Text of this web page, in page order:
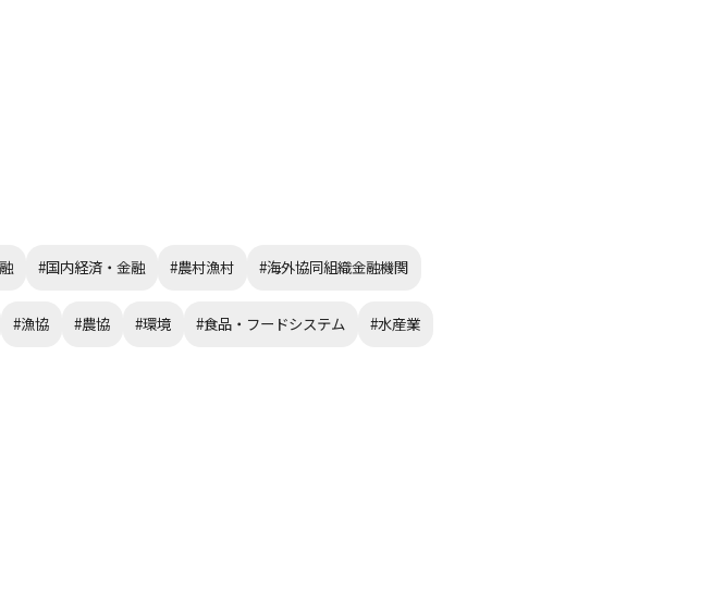
#国内経済・金融 #農村漁村 #海外協同組織金融機関
#漁協 #農協 #環境 #食品・フードシステム #水産業